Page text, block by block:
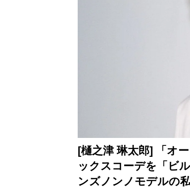
[樋之津 琳太郎] 「オ
ックスコーデを「ビ
ンズノンノモデルの